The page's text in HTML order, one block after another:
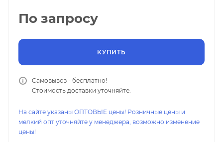
По запросу
КУПИТЬ
Самовывоз - бесплатно!
Стоимость доставки уточняйте.
На сайте указаны ОПТОВЫЕ цены! Розничные цены и
мелкий опт уточняйте у менеджера, возможно изменение
цены!